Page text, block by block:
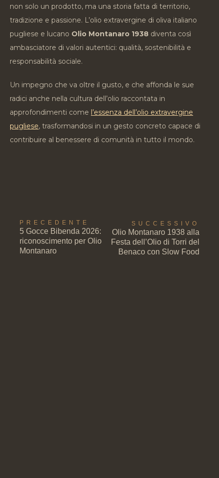
non solo un prodotto, ma una storia fatta di territorio,
tradizione e passione. L’olio extravergine di oliva italiano
pugliese e lucano Olio Montanaro 1938 diventa così
ambasciatore di valori autentici: qualità, sostenibilità e
responsabilità sociale.
Un impegno che va oltre il gusto, e che affonda le sue
radici anche nella cultura dell’olio raccontata in
approfondimenti come l’essenza dell’olio extravergine
pugliese, trasformandosi in un gesto concreto capace di
contribuire al benessere di comunità in tutto il mondo.
PRECEDENTE
5 Gocce Bibenda 2026:
riconoscimento per Olio
Montanaro
SUCCESSIVO
Olio Montanaro 1938 alla
Festa dell’Olio di Torri del
Benaco con Slow Food